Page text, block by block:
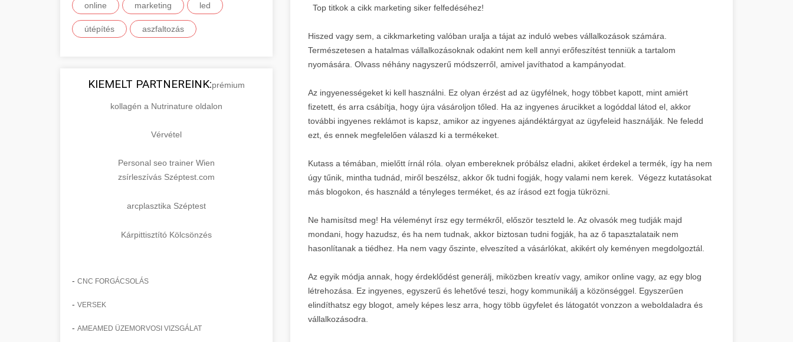
online marketing led
útépítés aszfaltozás
KIEMELT PARTNEREINK:prémium
kollagén a Nutrinature oldalon
Vérvétel
Personal seo trainer Wien
zsírleszívás Széptest.com
arcplasztika Széptest
Kárpittisztító Kölcsönzés
- CNC FORGÁCSOLÁS
- VERSEK
- AMEAMED ÜZEMORVOSI VIZSGÁLAT
Top titkok a cikk marketing siker felfedéséhez!
Hiszed vagy sem, a cikkmarketing valóban uralja a tájat az induló webes vállalkozások számára.
Természetesen a hatalmas vállalkozásoknak odakint nem kell annyi erőfeszítést tenniük a tartalom
nyomására. Olvass néhány nagyszerű módszerről, amivel javíthatod a kampányodat.
Az ingyenességeket ki kell használni. Ez olyan érzést ad az ügyfélnek, hogy többet kapott, mint amiért
fizetett, és arra csábítja, hogy újra vásároljon tőled. Ha az ingyenes árucikket a logóddal látod el, akkor
további ingyenes reklámot is kapsz, amikor az ingyenes ajándéktárgyat az ügyfeleid használják. Ne feledd
ezt, és ennek megfelelően válaszd ki a termékeket.
Kutass a témában, mielőtt írnál róla. olyan embereknek próbálsz eladni, akiket érdekel a termék, így ha nem
úgy tűnik, mintha tudnád, miről beszélsz, akkor ők tudni fogják, hogy valami nem kerek. Végezz kutatásokat
más blogokon, és használd a tényleges terméket, és az írásod ezt fogja tükrözni.
Ne hamisítsd meg! Ha véleményt írsz egy termékről, először teszteld le. Az olvasók meg tudják majd
mondani, hogy hazudsz, és ha nem tudnak, akkor biztosan tudni fogják, ha az ő tapasztalataik nem
hasonlítanak a tiédhez. Ha nem vagy őszinte, elveszíted a vásárlókat, akikért oly keményen megdolgoztál.
Az egyik módja annak, hogy érdeklődést generálj, miközben kreatív vagy, amikor online vagy, az egy blog
létrehozása. Ez ingyenes, egyszerű és lehetővé teszi, hogy kommunikálj a közönséggel. Egyszerűen
elindíthatsz egy blogot, amely képes lesz arra, hogy több ügyfelet és látogatót vonzzon a weboldaladra és
vállalkozásodra.